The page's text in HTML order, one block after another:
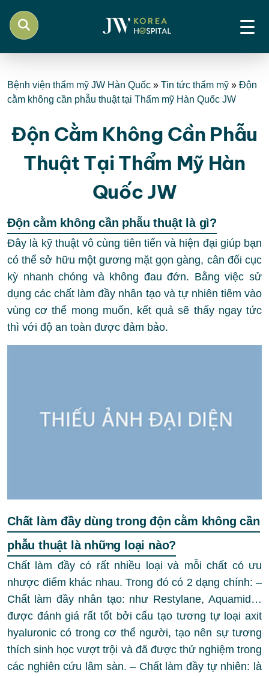
Bệnh viện thẩm mỹ JW Hàn Quốc » Tin tức thẩm mỹ » Độn
cằm không cần phẫu thuật tại Thẩm mỹ Hàn Quốc JW
Độn Cằm Không Cần Phẫu
Thuật Tại Thẩm Mỹ Hàn
Quốc JW
Độn cằm không cần phẫu thuật là gì?
Đây là kỹ thuật vô cùng tiên tiến và hiện đại giúp bạn
có thể sở hữu một gương mặt gọn gàng, cân đối cục
kỳ nhanh chóng và không đau đớn. Bằng việc sử
dụng các chất làm đầy nhân tạo và tự nhiên tiêm vào
vùng cơ thể mong muốn, kết quả sẽ thấy ngay tức
thì với độ an toàn được đảm bảo.
Chất làm đầy dùng trong độn cằm không cần
phẫu thuật là những loại nào?
Chất làm đầy có rất nhiều loại và mỗi chất có ưu
nhược điểm khác nhau. Trong đó có 2 dạng chính: –
Chất làm đầy nhân tạo: như Restylane, Aquamid…
được đánh giá rất tốt bởi cấu tạo tương tự loại axit
hyaluronic có trong cơ thể người, tạo nên sự tương
thích sinh học vượt trội và đã được thử nghiệm trong
các nghiên cứu lâm sàn. – Chất làm đầy tự nhiên: là